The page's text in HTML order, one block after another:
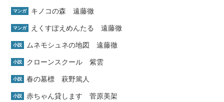
マンガ キノコの森 遠藤徹
マンガ えくすぽえめんたる 遠藤徹
小説 ムネモシュネの地図 遠藤徹
小説 クローンスクール 紫雲
小説 春の墓標 萩野篤人
小説 赤ちゃん貸します 菅原美架